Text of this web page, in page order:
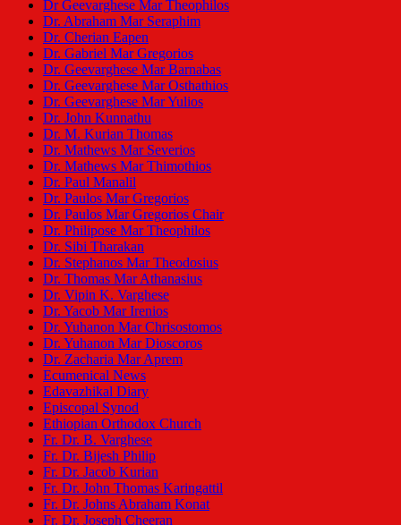
Dr Geevarghese Mar Theophilos
Dr. Abraham Mar Seraphim
Dr. Cherian Eapen
Dr. Gabriel Mar Gregorios
Dr. Geevarghese Mar Barnabas
Dr. Geevarghese Mar Osthathios
Dr. Geevarghese Mar Yulios
Dr. John Kunnathu
Dr. M. Kurian Thomas
Dr. Mathews Mar Severios
Dr. Mathews Mar Thimothios
Dr. Paul Manalil
Dr. Paulos Mar Gregorios
Dr. Paulos Mar Gregorios Chair
Dr. Philipose Mar Theophilos
Dr. Sibi Tharakan
Dr. Stephanos Mar Theodosius
Dr. Thomas Mar Athanasius
Dr. Vipin K. Varghese
Dr. Yacob Mar Irenios
Dr. Yuhanon Mar Chrisostomos
Dr. Yuhanon Mar Dioscoros
Dr. Zacharia Mar Aprem
Ecumenical News
Edavazhikal Diary
Episcopal Synod
Ethiopian Orthodox Church
Fr. Dr. B. Varghese
Fr. Dr. Bijesh Philip
Fr. Dr. Jacob Kurian
Fr. Dr. John Thomas Karingattil
Fr. Dr. Johns Abraham Konat
Fr. Dr. Joseph Cheeran